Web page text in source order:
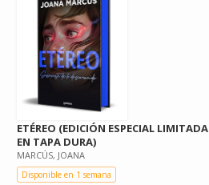
ETÉREO (EDICIÓN ESPECIAL LIMITADA
EN TAPA DURA)
MARCÚS, JOANA
Disponible en 1 semana